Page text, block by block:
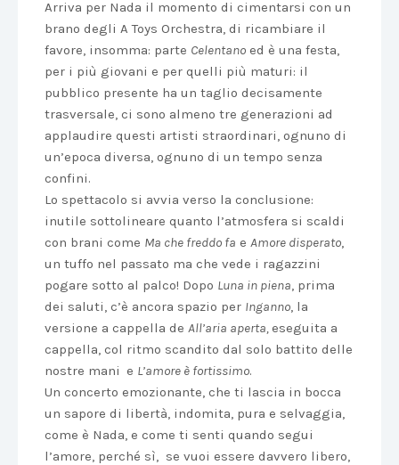
Arriva per Nada il momento di cimentarsi con un
brano degli A Toys Orchestra, di ricambiare il
favore, insomma: parte Celentano ed è una festa,
per i più giovani e per quelli più maturi: il
pubblico presente ha un taglio decisamente
trasversale, ci sono almeno tre generazioni ad
applaudire questi artisti straordinari, ognuno di
un’epoca diversa, ognuno di un tempo senza
confini.
Lo spettacolo si avvia verso la conclusione:
inutile sottolineare quanto l’atmosfera si scaldi
con brani come Ma che freddo fa e Amore disperato,
un tuffo nel passato ma che vede i ragazzini
pogare sotto al palco! Dopo Luna in piena, prima
dei saluti, c’è ancora spazio per Inganno, la
versione a cappella de All’aria aperta,eseguita a
cappella, col ritmo scandito dal solo battito delle
nostre mani e L’amore è fortissimo.
Un concerto emozionante, che ti lascia in bocca
un sapore di libertà, indomita, pura e selvaggia,
come è Nada, e come ti senti quando segui
l’amore, perché sì, se vuoi essere davvero libero,